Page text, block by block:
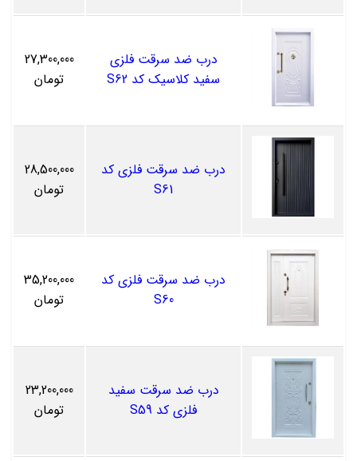
درب ضد سرقت فلزی
سفید کلاسیک کد S62
27,300,000
تومان
درب ضد سرقت فلزی کد
S61
28,500,000
تومان
درب ضد سرقت فلزی کد
S60
35,200,000
تومان
درب ضد سرقت سفید
فلزی کد S59
23,200,000
تومان